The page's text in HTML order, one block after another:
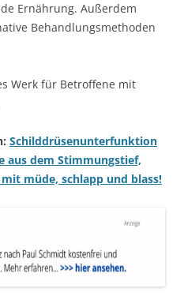
Ernährung. Außerdem
Behandlungsmethoden
Werk für Betroffene mit
Schilddrüsenunterfunktion
aus dem Stimmungstief,
müde, schlapp und blass!